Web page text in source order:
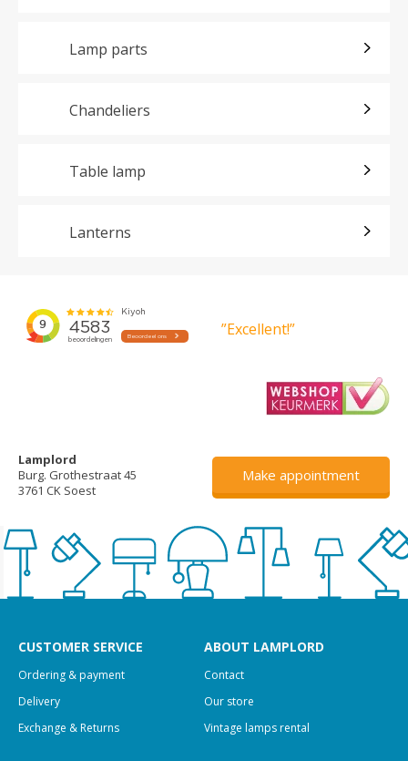
Lamp parts
Chandeliers
Table lamp
Lanterns
”Excellent!”
Lamplord
Burg. Grothestraat 45
3761 CK Soest
Make appointment
CUSTOMER SERVICE
Ordering & payment
Delivery
Exchange & Returns
ABOUT LAMPLORD
Contact
Our store
Vintage lamps rental